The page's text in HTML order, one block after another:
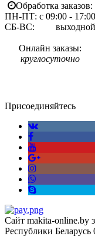
Обработка заказов:
ПН-ПТ: с 09:00 - 17:00
СБ-ВС: выходной
Онлайн заказы:
круглосуточно
Присоединяйтесь
Сайт makita-online.by
Республики